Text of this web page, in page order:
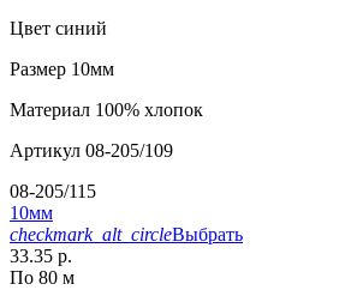
Цвет синий
Размер 10мм
Материал 100% хлопок
Артикул 08-205/109
08-205/115
10мм
checkmark_alt_circleВыбрать
33.35 р.
По 80 м